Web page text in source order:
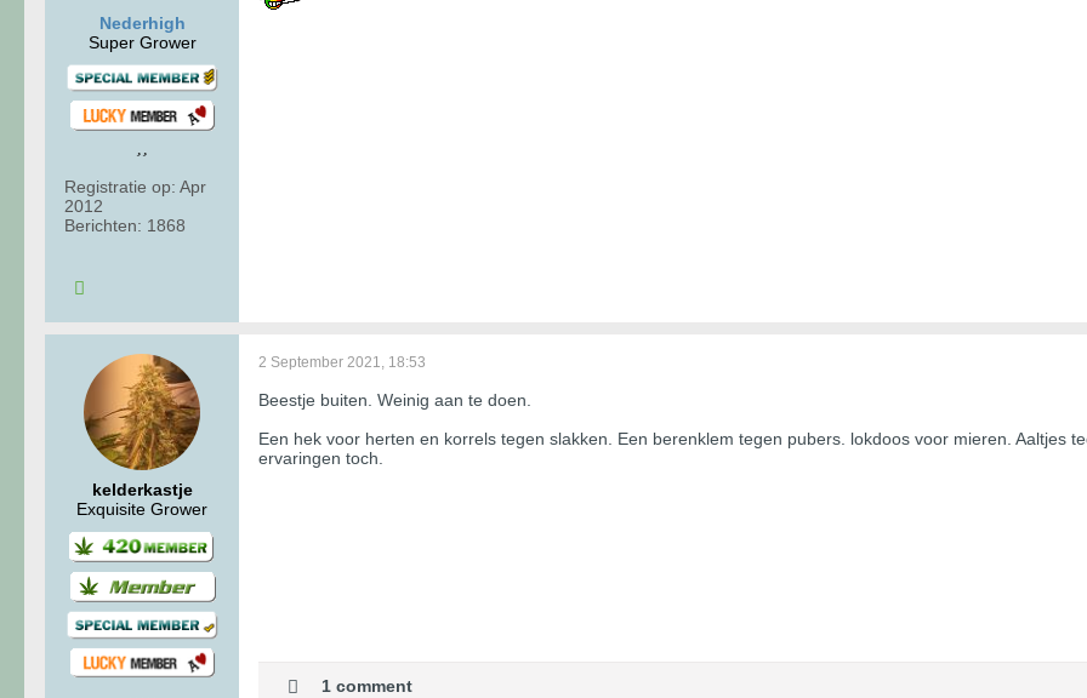
Nederhigh
Super Grower
Registratie op: Apr
2012
Berichten: 1868
kelderkastje
Exquisite Grower
2 September 2021, 18:53
Beestje buiten. Weinig aan te doen.
Een hek voor herten en korrels tegen slakken. Een berenklem tegen pubers. lokdoos voor mieren. Aaltjes
ervaringen toch.
1 comment